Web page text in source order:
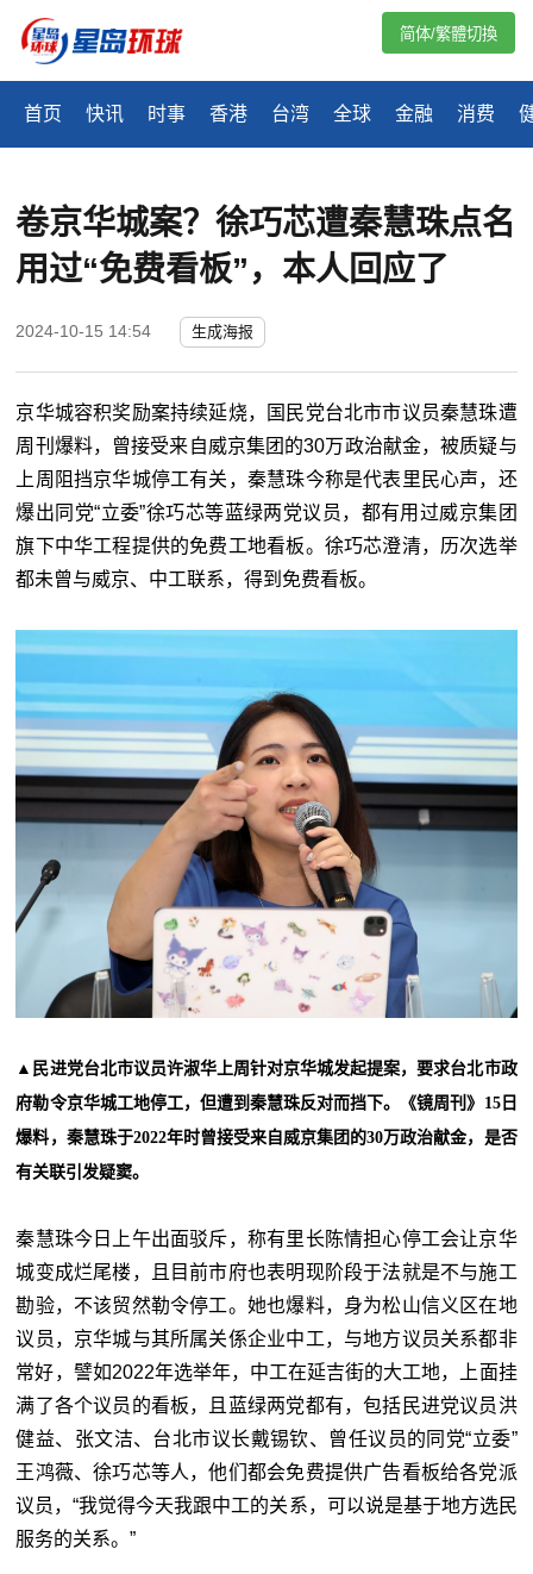
首页 快讯 时事 香港 台湾 全球 金融 消费
简体/繁體切換
卷京华城案？徐巧芯遭秦慧珠点名
用过“免费看板”，本人回应了
2024-10-15 14:54 生成海报
京华城容积奖励案持续延烧，国民党台北市市议员秦慧珠遭
周刊爆料，曾接受来自威京集团的30万政治献金，被质疑与
上周阻挡京华城停工有关，秦慧珠今称是代表里民心声，还
爆出同党“立委”徐巧芯等蓝绿两党议员，都有用过威京集团
旗下中华工程提供的免费工地看板。徐巧芯澄清，历次选举
都未曾与威京、中工联系，得到免费看板。
▲民进党台北市议员许淑华上周针对京华城发起提案，要求台北市政
府勒令京华城工地停工，但遭到秦慧珠反对而挡下。《镜周刊》15日
爆料，秦慧珠于2022年时曾接受来自威京集团的30万政治献金，是否
有关联引发疑窦。
秦慧珠今日上午出面驳斥，称有里长陈情担心停工会让京华
城变成烂尾楼，且目前市府也表明现阶段于法就是不与施工
勘验，不该贸然勒令停工。她也爆料，身为松山信义区在地
议员，京华城与其所属关係企业中工，与地方议员关系都非
常好，譬如2022年选举年，中工在延吉街的大工地，上面挂
满了各个议员的看板，且蓝绿两党都有，包括民进党议员洪
健益、张文洁、台北市议长戴锡钦、曾任议员的同党“立委”
王鸿薇、徐巧芯等人，他们都会免费提供广告看板给各党派
议员，“我觉得今天我跟中工的关系，可以说是基于地方选民
服务的关系。”